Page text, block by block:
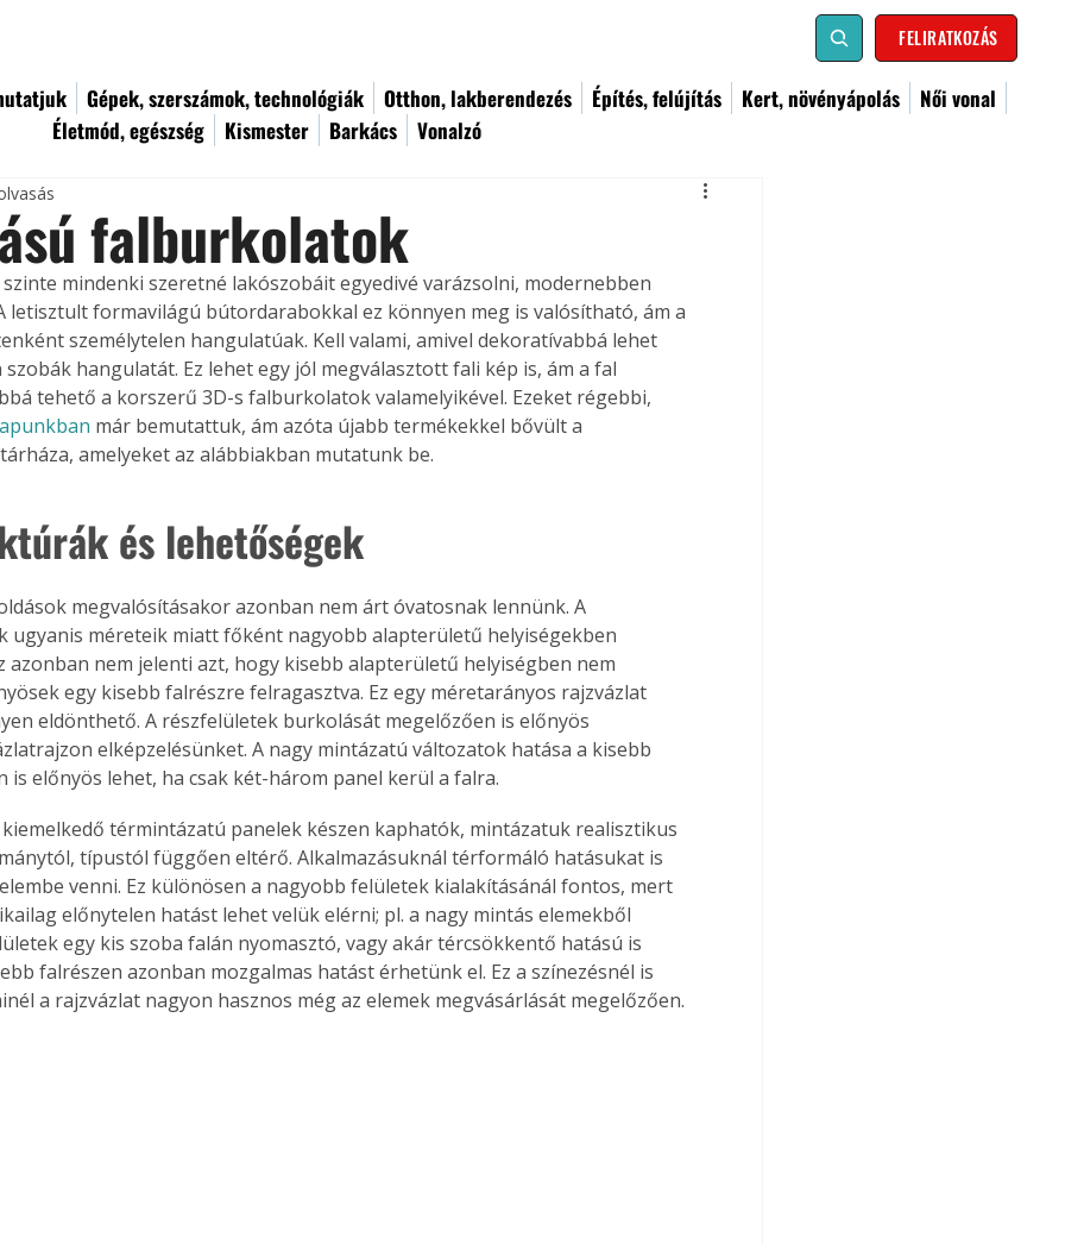
FELIRATKOZÁS
Gépek, szerszámok, technológiák Otthon, lakberendezés Építés, felújítás Kert, növényápolás
Női vonal
Életmód, egészség
Kismester Barkács Vonalzó
falburkolatok
mindenki szeretné lakószobáit egyedivé varázsolni, modernebben
letisztult formavilágú bútordarabokkal ez könnyen meg is valósítható, ám a
személytelen hangulatúak. Kell valami, amivel dekoratívabbá lehet
szobák hangulatát. Ez lehet egy jól megválasztott fali kép is, ám a fal
tehető a korszerű 3D-s falburkolatok valamelyikével. Ezeket régebbi,
már bemutattuk, ám azóta újabb termékekkel bővült a
amelyeket az alábbiakban mutatunk be.
és lehetőségek
megvalósításakor azonban nem árt óvatosnak lennünk. A
ugyanis méreteik miatt főként nagyobb alapterületű helyiségekben
azonban nem jelenti azt, hogy kisebb alapterületű helyiségben nem
egy kisebb falrészre felragasztva. Ez egy méretarányos rajzvázlat
eldönthető. A részfelületek burkolását megelőzően is előnyös
elképzelésünket. A nagy mintázatú változatok hatása a kisebb
is előnyös lehet, ha csak két-három panel kerül a falra.
términtázatú panelek készen kaphatók, mintázatuk realisztikus
típustól függően eltérő. Alkalmazásuknál térformáló hatásukat is
venni. Ez különösen a nagyobb felületek kialakításánál fontos, mert
előnytelen hatást lehet velük elérni; pl. a nagy mintás elemekből
egy kis szoba falán nyomasztó, vagy akár tércsökkentő hatású is
falrészen azonban mozgalmas hatást érhetünk el. Ez a színezésnél is
a rajzvázlat nagyon hasznos még az elemek megvásárlását megelőzően.